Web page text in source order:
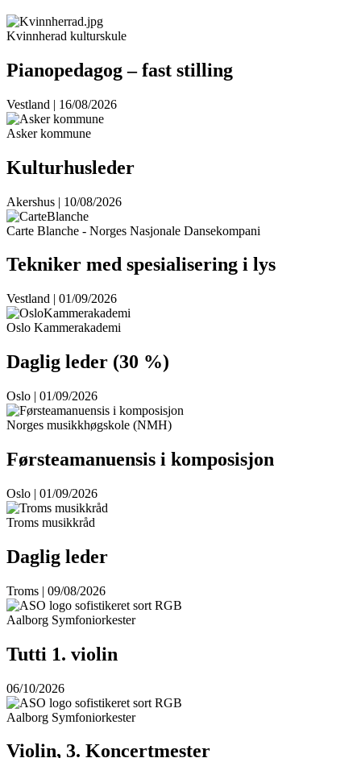
Kvinnherad kulturskule
Pianopedagog – fast stilling
Vestland | 16/08/2026
Asker kommune
Kulturhusleder
Akershus | 10/08/2026
Carte Blanche - Norges Nasjonale Dansekompani
Tekniker med spesialisering i lys
Vestland | 01/09/2026
Oslo Kammerakademi
Daglig leder (30 %)
Oslo | 01/09/2026
Norges musikkhøgskole (NMH)
Førsteamanuensis i komposisjon
Oslo | 01/09/2026
Troms musikkråd
Daglig leder
Troms | 09/08/2026
Aalborg Symfoniorkester
Tutti 1. violin
06/10/2026
Aalborg Symfoniorkester
Violin, 3. Koncertmester